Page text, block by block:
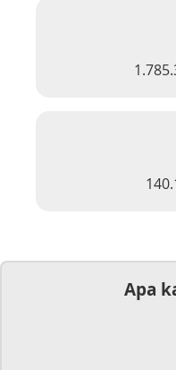
Apa